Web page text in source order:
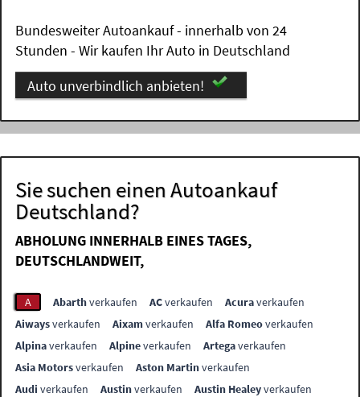
Bundesweiter Autoankauf - innerhalb von 24
Stunden - Wir kaufen Ihr Auto in Deutschland
Auto unverbindlich anbieten!
Sie suchen einen Autoankauf
Deutschland?
ABHOLUNG INNERHALB EINES TAGES,
DEUTSCHLANDWEIT,
A Abarthverkaufen ACverkaufen Acuraverkaufen
Aiwaysverkaufen Aixamverkaufen Alfa Romeoverkaufen
Alpinaverkaufen Alpineverkaufen Artegaverkaufen
Asia Motorsverkaufen Aston Martinverkaufen
Audi verkaufen Austinverkaufen Austin Healeyverkaufen